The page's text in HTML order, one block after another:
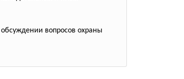
вопросов охраны